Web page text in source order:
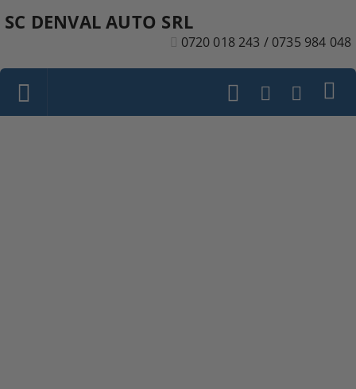
SC DENVAL AUTO SRL
0720 018 243 / 0735 984 048